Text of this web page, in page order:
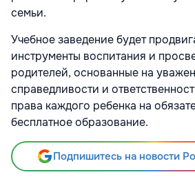
семьи.
Учебное заведение будет
инструменты воспитания и
родителей, основанные на
справедливости и
права каждого ребенка на
бесплатное образование.
Подпишитесь на новости